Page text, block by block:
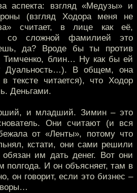
аспекта: взгляд «Медузы» и
(взгляд Ходора меня не
считает, в лице как её,
со сложной фамилией это
да? Вроде бы ты против
блин… Ну как бы ей
Дуальность…). В общем, она
тексте читается), что Ходор
Деньгами.
и младший. Зимин – это
Они считают (и вся
от «Ленты», потому что
кстати, они сами решили
им дать денег. Вот они
полгода. И он объясняет, там в
он говорит, если это бизнес –